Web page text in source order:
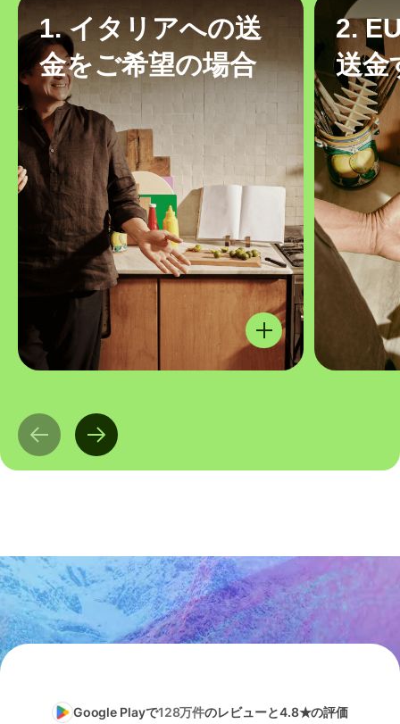
1. イタリアへの送
金をご希望の場合
2.
送金
Google Playで128万件のレビューと4.8★の評価